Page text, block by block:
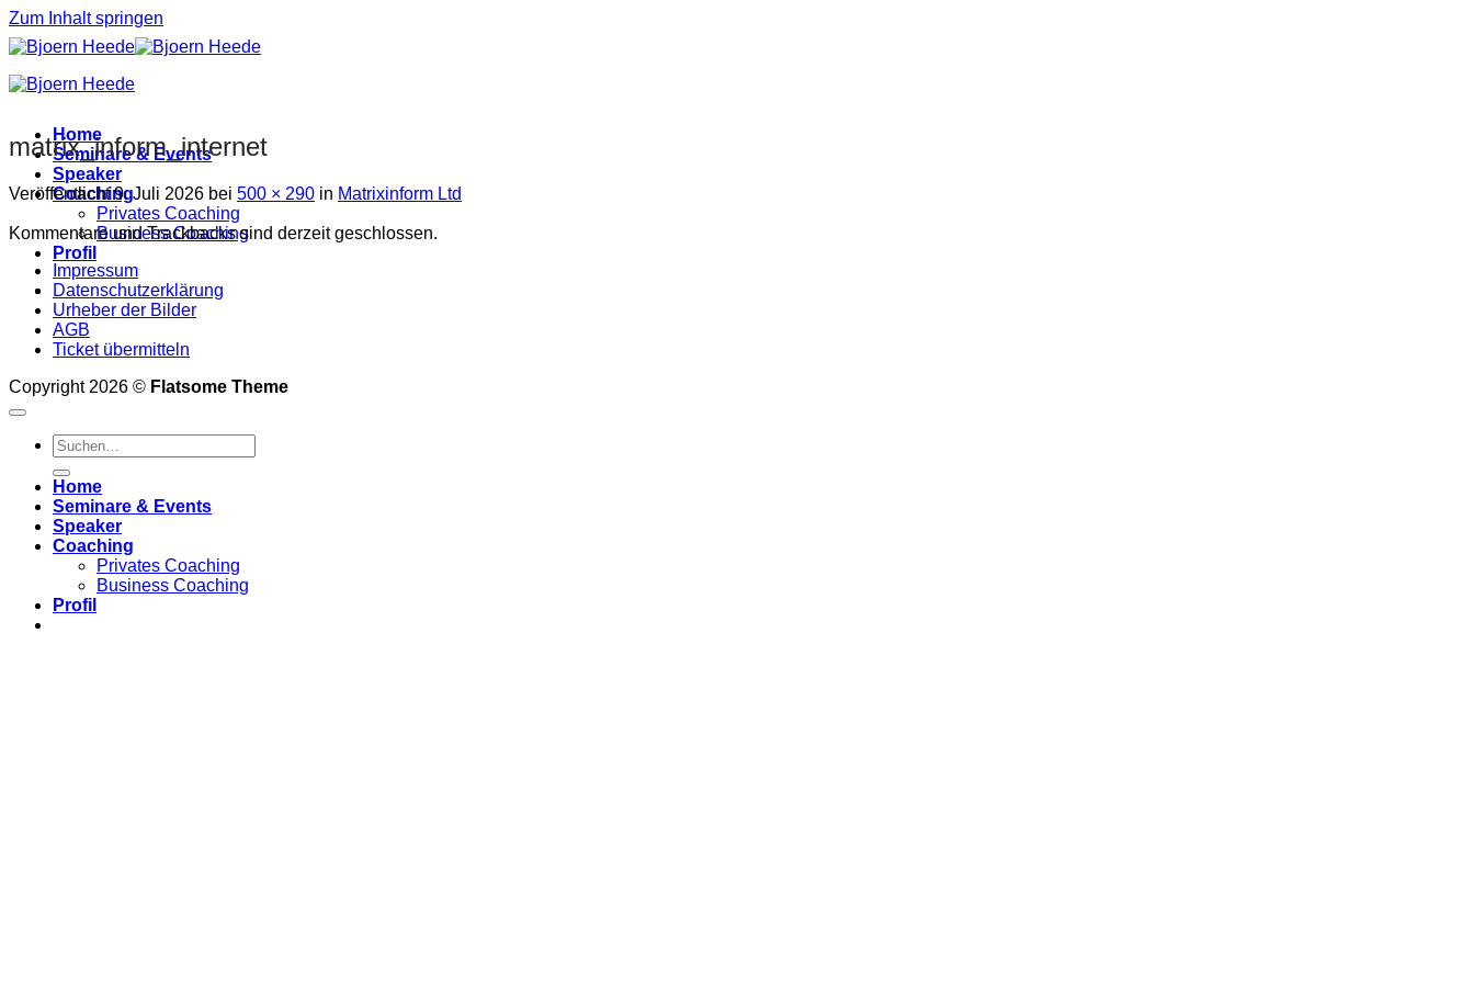
Zum Inhalt springen
Home
Seminare & Events
Speaker
Coaching
Privates Coaching
Business Coaching
Profil
matrix_inform_internet
Veröffentlicht9. Juli 2026 bei 500 × 290 in Matrixinform Ltd
Kommentare und Trackbacks sind derzeit geschlossen.
Impressum
Datenschutzerklärung
Urheber der Bilder
AGB
Ticket übermitteln
Copyright 2026 © Flatsome Theme
Home
Seminare & Events
Speaker
Coaching
Privates Coaching
Business Coaching
Profil